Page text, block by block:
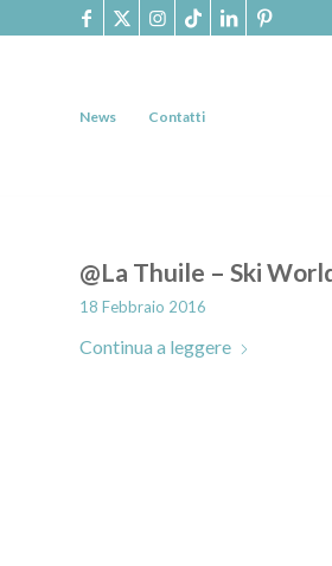
News Contatti
@La Thuile – Ski
18 Febbraio 2016
Continua a leggere